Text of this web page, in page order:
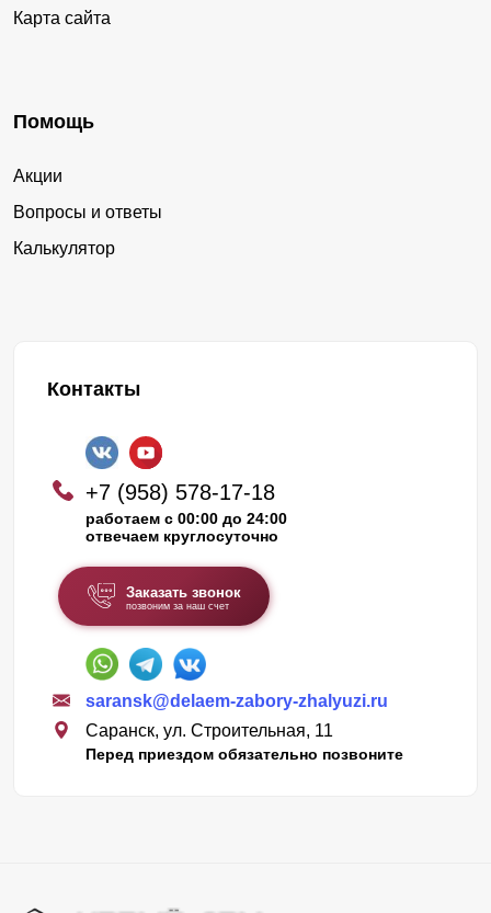
Карта сайта
Помощь
Акции
Вопросы и ответы
Калькулятор
Контакты
+7 (958) 578-17-18
работаем с 00:00 до 24:00
отвечаем круглосуточно
Заказать звонок
позвоним за наш счет
saransk@delaem-zabory-zhalyuzi.ru
Саранск, ул. Строительная, 11
Перед приездом обязательно позвоните